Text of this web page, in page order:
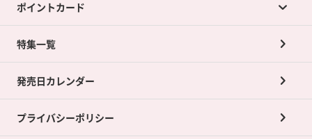
店舗買取について
ネット買取について
買取承諾書について
ポイントカード
ポイントカードTOP
ポイント交換景品
特集一覧
発売日カレンダー
プライバシーポリシー